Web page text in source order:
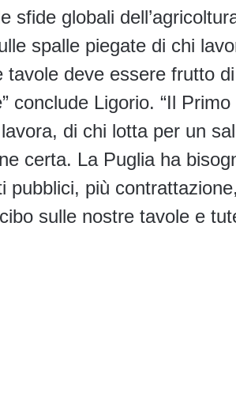
sfide globali
spalle piegate di chi
tavole deve essere frutto
conclude Ligorio. “Il
di chi lotta per un
certa. La Puglia ha
pubblici, più
sulle nostre tavole e